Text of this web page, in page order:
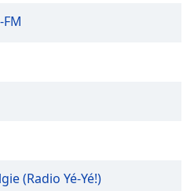
FM
(Radio Yé-Yé!)